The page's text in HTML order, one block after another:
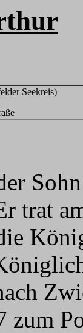
Seekreis)
trat
zum